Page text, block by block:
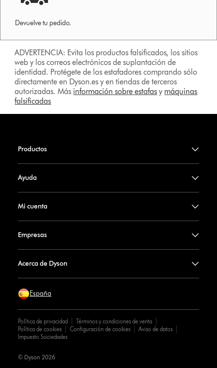
Devuelve tu pedido.
ADVERTENCIA: Evita los productos falsificados, los sitios
web y los correos electrónicos de suplantación de
identidad. Protégete de los estafadores comprando sólo
directamente en Dyson.es y en tiendas de terceros
autorizadas. Más información sobre estafas y máquinas
falsificadas
Productos
Ayuda
Mi cuenta
Empresas
Acerca de Dyson
España
Política de privacidad
Términos y condiciones de venta
Política de cookies
Configuración de cookies
Aviso de datos
Impuesto Sociedades
© Dyson 2026